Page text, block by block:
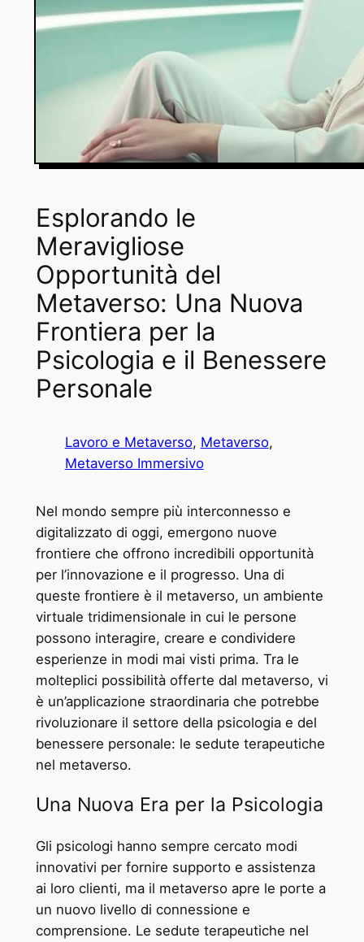
Esplorando le
Meravigliose
Opportunità del
Metaverso: Una Nuova
Frontiera per la
Psicologia e il Benessere
Personale
Lavoro e Metaverso, Metaverso
Metaverso Immersivo
Nel mondo sempre più interconnesso e
digitalizzato di oggi, emergono nuove
frontiere che offrono incredibili opportunità
per l’innovazione e il progresso. Una di
queste frontiere è il metaverso, un ambiente
virtuale tridimensionale in cui le persone
possono interagire, creare e condividere
esperienze in modi mai visti prima. Tra le
molteplici possibilità offerte dal metaverso, vi
è un’applicazione straordinaria che potrebbe
rivoluzionare il settore della psicologia e del
benessere personale: le sedute terapeutiche
nel metaverso.
Una Nuova Era per la Psicologia
Gli psicologi hanno sempre cercato modi
innovativi per fornire supporto e assistenza
ai loro clienti, ma il metaverso apre le porte a
un nuovo livello di connessione e
comprensione. Le sedute terapeutiche nel